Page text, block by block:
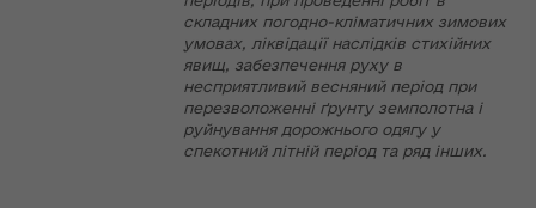
складних погодно-кліматичних зимових
умовах, ліквідації наслідків стихійних
явищ, забезпечення руху в
несприятливий весняний період при
перезволоженні ґрунту земполотна і
руйнування дорожнього одягу у
спекотний літній період та ряд інших.